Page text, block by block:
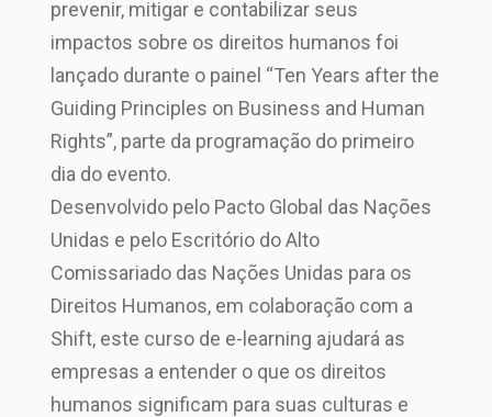
prevenir, mitigar e contabilizar seus
impactos sobre os direitos humanos foi
lançado durante o painel “Ten Years after the
Guiding Principles on Business and Human
Rights”, parte da programação do primeiro
dia do evento.
Desenvolvido pelo Pacto Global das Nações
Unidas e pelo Escritório do Alto
Comissariado das Nações Unidas para os
Direitos Humanos, em colaboração com a
Shift, este curso de e-learning ajudará as
empresas a entender o que os direitos
humanos significam para suas culturas e